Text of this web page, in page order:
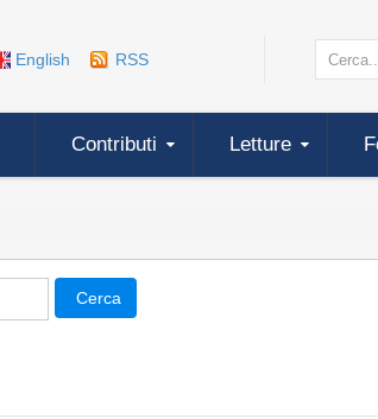
English RSS
Contributi Letture
Cerca